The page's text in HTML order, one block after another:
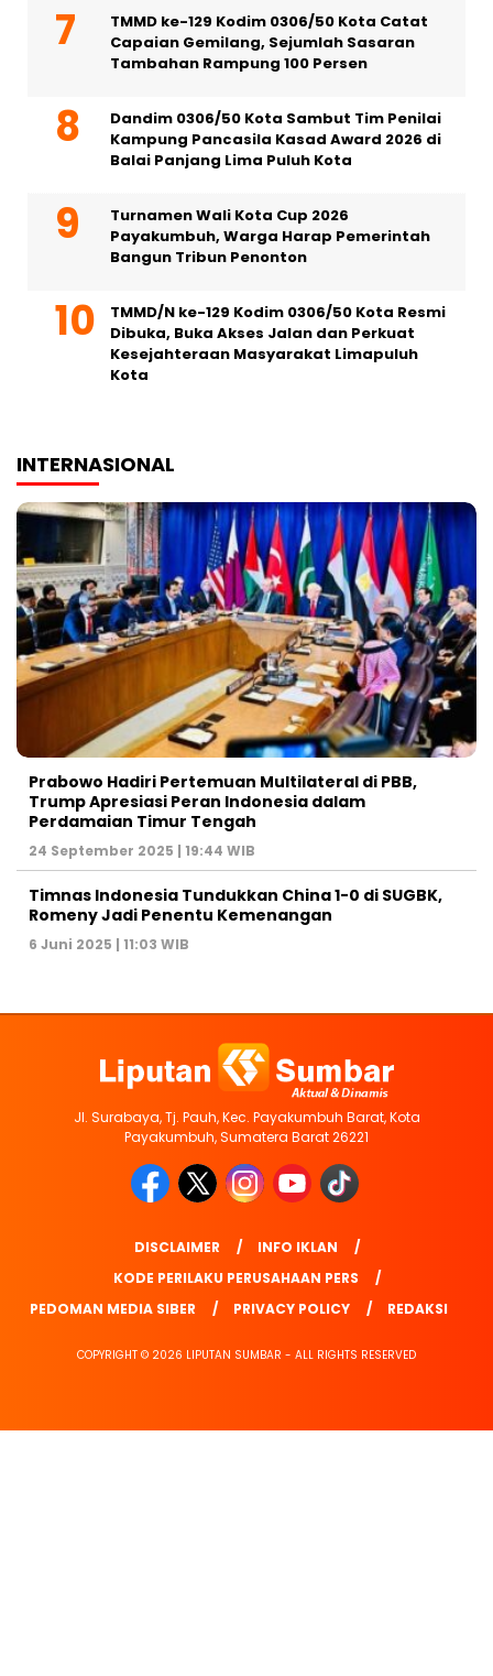
TMMD ke-129 Kodim 0306/50 Kota Catat
Capaian Gemilang, Sejumlah Sasaran
Tambahan Rampung 100 Persen
Dandim 0306/50 Kota Sambut Tim Penilai
Kampung Pancasila Kasad Award 2026 di
Balai Panjang Lima Puluh Kota
Turnamen Wali Kota Cup 2026
Payakumbuh, Warga Harap Pemerintah
Bangun Tribun Penonton
TMMD/N ke-129 Kodim 0306/50 Kota Resmi
Dibuka, Buka Akses Jalan dan Perkuat
Kesejahteraan Masyarakat Limapuluh
Kota
INTERNASIONAL
Prabowo Hadiri Pertemuan Multilateral di PBB,
Trump Apresiasi Peran Indonesia dalam
Perdamaian Timur Tengah
24 September 2025 | 19:44 WIB
Timnas Indonesia Tundukkan China 1-0 di SUGBK,
Romeny Jadi Penentu Kemenangan
6 Juni 2025 | 11:03 WIB
Jl. Surabaya, Tj. Pauh, Kec. Payakumbuh Barat, Kota
Payakumbuh, Sumatera Barat 26221
DISCLAIMER
INFO IKLAN
KODE PERILAKU PERUSAHAAN PERS
PEDOMAN MEDIA SIBER
PRIVACY POLICY REDAKSI
COPYRIGHT © 2026 LIPUTAN SUMBAR - ALL RIGHTS RESERVED